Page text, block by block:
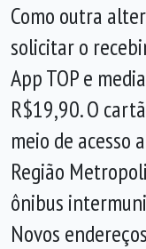
Como outra
solicitar o
App TOP e
R$19,90. O
meio de acesso
Região
ônibus
Novos